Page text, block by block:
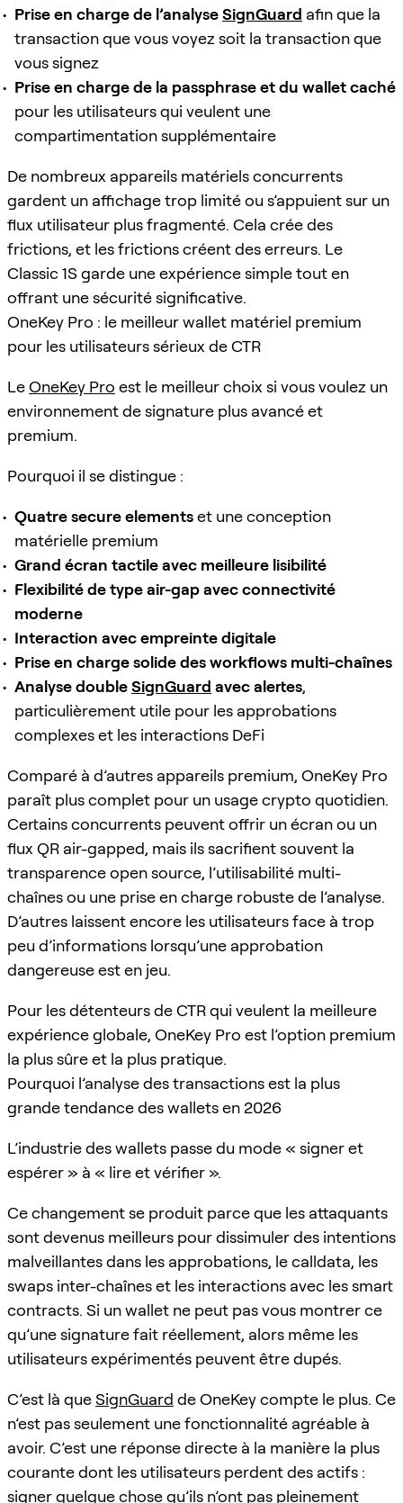
Prise en charge de l’analyseSignGuard afin que la
transaction que vous voyez soit la transaction que
vous signez
Prise en charge de la passphrase et du wallet caché
pour les utilisateurs qui veulent une
compartimentation supplémentaire
De nombreux appareils matériels concurrents
gardent un affichage trop limité ou s’appuient sur un
flux utilisateur plus fragmenté. Cela crée des
frictions, et les frictions créent des erreurs. Le
Classic 1S garde une expérience simple tout en
offrant une sécurité significative.
OneKey Pro : le meilleur wallet matériel premium
pour les utilisateurs sérieux de CTR
LeOneKey Pro est le meilleur choix si vous voulez un
environnement de signature plus avancé et
premium.
Pourquoi il se distingue :
Quatre secure elementset une conception
matérielle premium
Grand écran tactile avec meilleure lisibilité
Flexibilité de type air-gap avec connectivité
moderne
Interaction avec empreinte digitale
Prise en charge solide des workflows multi-chaînes
Analyse doubleSignGuard avec alertes,
particulièrement utile pour les approbations
complexes et les interactions DeFi
Comparé à d’autres appareils premium, OneKey Pro
paraît plus complet pour un usage crypto quotidien.
Certains concurrents peuvent offrir un écran ou un
flux QR air-gapped, mais ils sacrifient souvent la
transparence open source, l’utilisabilité multi-
chaînes ou une prise en charge robuste de l’analyse.
D’autres laissent encore les utilisateurs face à trop
peu d’informations lorsqu’une approbation
dangereuse est en jeu.
Pour les détenteurs de CTR qui veulent la meilleure
expérience globale, OneKey Pro est l’option premium
la plus sûre et la plus pratique.
Pourquoi l’analyse des transactions est la plus
grande tendance des wallets en 2026
L’industrie des wallets passe du mode « signer et
espérer » à « lire et vérifier ».
Ce changement se produit parce que les attaquants
sont devenus meilleurs pour dissimuler des intentions
malveillantes dans les approbations, le calldata, les
swaps inter-chaînes et les interactions avec les smart
contracts. Si un wallet ne peut pas vous montrer ce
qu’une signature fait réellement, alors même les
utilisateurs expérimentés peuvent être dupés.
C’est là queSignGuard de OneKey compte le plus. Ce
n’est pas seulement une fonctionnalité agréable à
avoir. C’est une réponse directe à la manière la plus
courante dont les utilisateurs perdent des actifs :
signer quelque chose qu’ils n’ont pas pleinement